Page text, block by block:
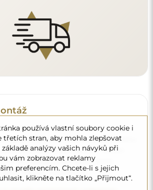
lesku stačí utěrka z
voda. Pokud se rozhodnete pro
dbejte na to, aby měly neutrální
se silným čisticím prostředkům
používá vlastní soubory cookie i
třetích stran, aby mohla zlepšovat
základě analýzy vašich návyků při
vám zobrazovat reklamy
preferencím. Chcete-li s jejich
klikněte na tlačítko „Přijmout“.